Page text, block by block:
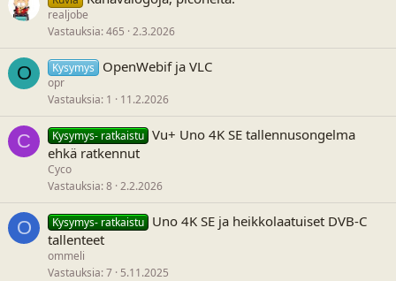
realjobe
Vastauksia 465 2.3.2026
O Kysymys OpenWebif ja VLC
opr
Vastauksia 1 11.2.2026
C Kysymys- ratkaistu Vu+ Uno 4K SE tallennusongelma
ehkä ratkennut
Cyco
Vastauksia 8 2.2.2026
O Kysymys- ratkaistu Uno 4K SE ja heikkolaatuiset DVB-C
tallenteet
ommeli
Vastauksia 7 5.11.2025